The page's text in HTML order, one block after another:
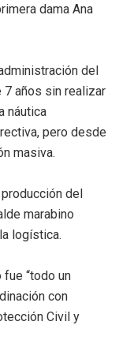
dama Ana
del
7 años sin realizar
náutica
pero desde
masiva.
del
marabino
logística.
“todo un
con
Civil y